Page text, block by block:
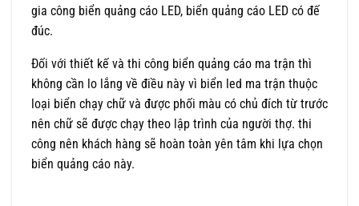
gia công biển quảng cáo LED, biển quảng cáo LED có đế
đúc.
Đối với thiết kế và thi công biển quảng cáo ma trận thì
không cần lo lắng về điều này vì biển led ma trận thuộc
loại biển chạy chữ và được phối màu có chủ đích từ trước
nên chữ sẽ được chạy theo lập trình của người thợ. thi
công nên khách hàng sẽ hoàn toàn yên tâm khi lựa chọn
biển quảng cáo này.